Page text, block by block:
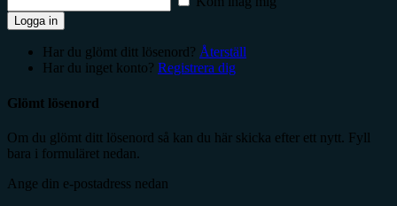
Logga in
Har du glömt ditt lösenord? Återställ
Har du inget konto? Registrera dig
Glömt lösenord
Om du glömt ditt lösenord så kan du här skicka efter ett nytt. Fyll
bara i formuläret nedan.
Ange din e-postadress nedan